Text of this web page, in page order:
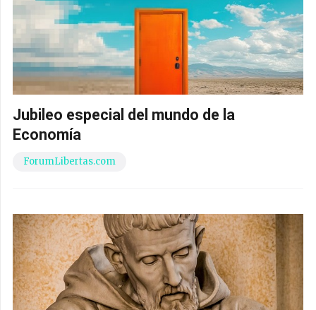
Jubileo especial del mundo de la
Economía
ForumLibertas.com